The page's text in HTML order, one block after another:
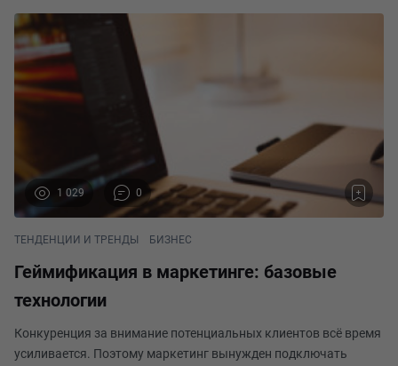
1 029 0
ТЕНДЕНЦИИ И ТРЕНДЫ БИЗНЕС
Геймификация в маркетинге: базовые
технологии
Конкуренция за внимание потенциальных клиентов всё время
усиливается. Поэтому маркетинг вынужден подключать